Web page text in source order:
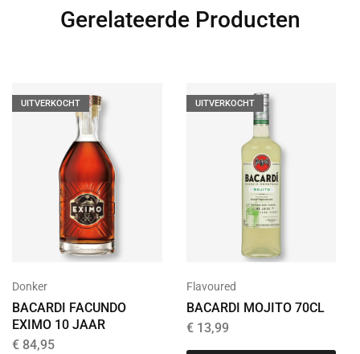
Gerelateerde Producten
UITVERKOCHT
Donker
BACARDI FACUNDO
EXIMO 10 JAAR
€ 84,95
UITVERKOCHT
Flavoured
BACARDI MOJITO 70CL
€13,99